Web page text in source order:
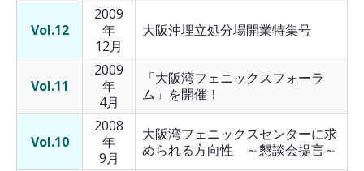
Vol.12
2009
年
12月
大阪沖埋立処分場開業特集号
Vol.11
2009
年
4月
「大阪湾フェニックスフォーラ
ム」を開催！
Vol.10
2008
年
9月
大阪湾フェニックスセンターに求
められる方向性 ～懇談会提言～